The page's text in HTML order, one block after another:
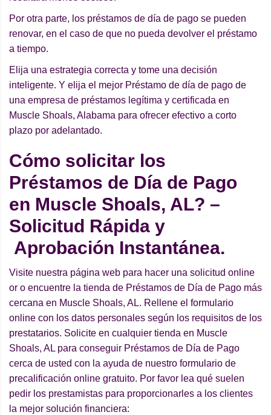
Por otra parte, los préstamos de día de pago se pueden
renovar, en el caso de que no pueda devolver el préstamo
a tiempo.
Elija una estrategia correcta y tome una decisión
inteligente. Y elija el mejor Préstamo de día de pago de
una empresa de préstamos legítima y certificada en
Muscle Shoals, Alabama para ofrecer efectivo a corto
plazo por adelantado.
Cómo solicitar los
Préstamos de Día de Pago
en Muscle Shoals, AL? –
Solicitud Rápida y
Aprobación Instantánea.
Visite nuestra página web para hacer una solicitud online
or o encuentre la tienda de Préstamos de Día de Pago más
cercana en Muscle Shoals, AL. Rellene el formulario
online con los datos personales según los requisitos de los
prestatarios. Solicite en cualquier tienda en Muscle
Shoals, AL para conseguir Préstamos de Día de Pago
cerca de usted con la ayuda de nuestro formulario de
precalificación online gratuito. Por favor lea qué suelen
pedir los prestamistas para proporcionarles a los clientes
la mejor solución financiera: